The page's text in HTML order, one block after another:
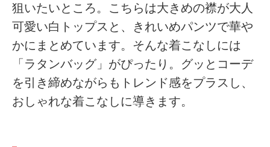
狙いたいところ。こちらは大きめの襟が大人
可愛い白トップスと、きれいめパンツで華や
かにまとめています。そんな着こなしには
「ラタンバッグ」がぴったり。グッとコーデ
を引き締めながらもトレンド感をプラスし、
おしゃれな着こなしに導きます。